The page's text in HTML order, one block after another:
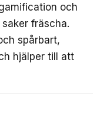
och
fräscha.
spårbart,
hjälper till att